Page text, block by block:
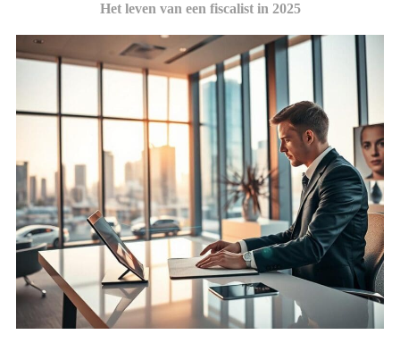
Het leven van een fiscalist in 2025